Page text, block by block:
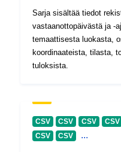
Sarja sisältää tiedot
vastaanottopäivästä ja -
temaattisesta luokasta,
koordinaateista, tilasta,
tuloksista.
CSV CSV CSV CSV
CSV
CSV ...